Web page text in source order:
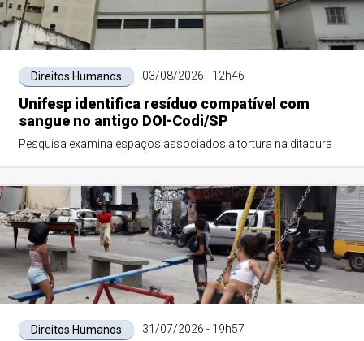
Direitos Humanos 03/08/2026 - 12h46
Unifesp identifica resíduo compatível com
sangue no antigo DOI-Codi/SP
Pesquisa examina espaços associados a tortura na ditadura
Direitos Humanos 31/07/2026 - 19h57